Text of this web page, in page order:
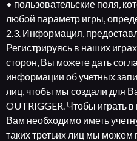
• пользовательские поля,
любой параметр игры,
2.3. Информация,
Регистрируясь в наших
сторон, Вы можете дать
информации об учетных
лиц, чтобы мы создали для
OUTRIGGER. Чтобы играть
Вам необходимо иметь
таких третьих лиц мы